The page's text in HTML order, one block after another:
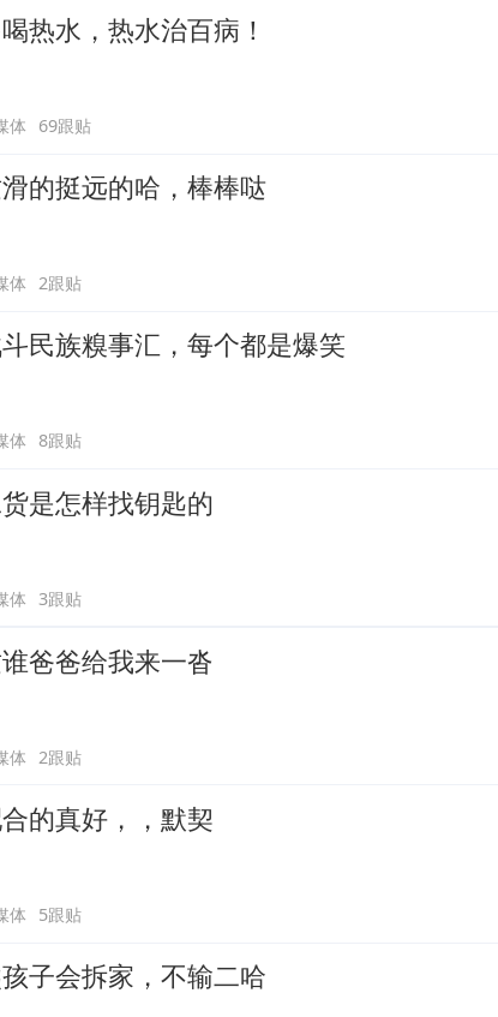
热水，热水治百病！
体 69跟贴
的挺远的哈，棒棒哒
体 2跟贴
民族糗事汇，每个都是爆笑
体 8跟贴
是怎样找钥匙的
体 3跟贴
爸爸给我来一沓
体 2跟贴
的真好，，默契
体 5跟贴
子会拆家，不输二哈